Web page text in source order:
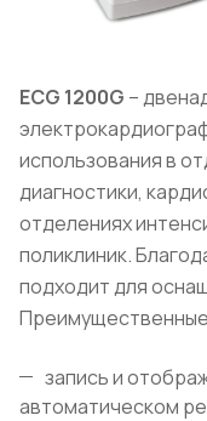
ECG 1200G –
использования в
диагностики,
отделениях
поликлиник.
подходит для
запись и
автоматическом